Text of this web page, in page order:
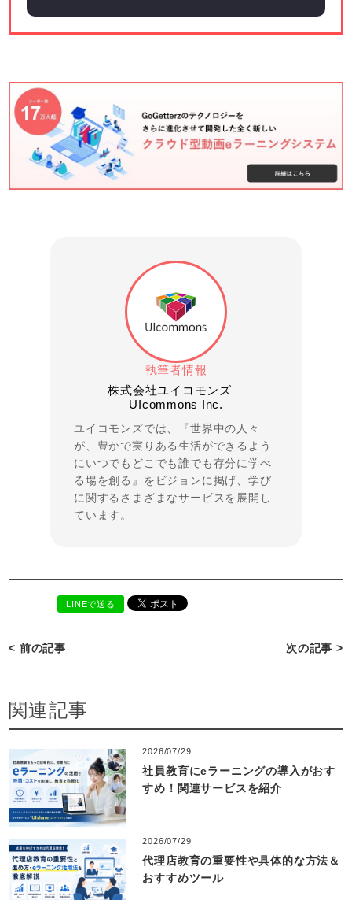
執筆者情報
株式会社ユイコモンズ
UIcommons Inc.
ユイコモンズでは、『世界中の人々
が、豊かで実りある生活ができるよう
にいつでもどこでも誰でも存分に学べ
る場を創る』をビジョンに掲げ、学び
に関するさまざまなサービスを展開し
ています。
LINEで送る
< 前の記事 次の記事 >
関連記事
2026/07/29
社員教育にeラーニングの導入がおす
すめ！関連サービスを紹介
2026/07/29
代理店教育の重要性や具体的な方法＆
おすすめツール